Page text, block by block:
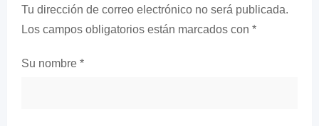
Tu dirección de correo electrónico no será publicada.
Los campos obligatorios están marcados con *
Su nombre *